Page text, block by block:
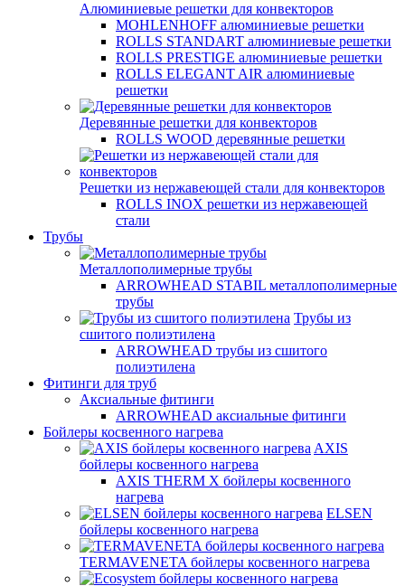
Алюминиевые решетки для конвекторов
MOHLENHOFF алюминиевые решетки
ROLLS STANDART алюминиевые решетки
ROLLS PRESTIGE алюминиевые решетки
ROLLS ELEGANT AIR алюминиевые
решетки
Деревянные решетки для конвекторов
ROLLS WOOD деревянные решетки
Решетки из нержавеющей стали для конвекторов
ROLLS INOX решетки из нержавеющей
стали
Трубы
Металлополимерные трубы
ARROWHEAD STABIL металлополимерные
трубы
Трубы из
сшитого полиэтилена
ARROWHEAD трубы из сшитого
полиэтилена
Фитинги для труб
Аксиальные фитинги
ARROWHEAD аксиальные фитинги
Бойлеры косвенного нагрева
AXIS
бойлеры косвенного нагрева
AXIS THERM X бойлеры косвенного
нагрева
ELSEN
бойлеры косвенного нагрева
TERMAVENETA бойлеры косвенного нагрева